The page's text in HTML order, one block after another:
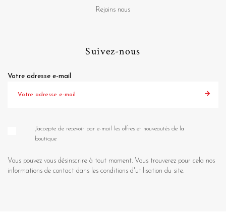
Rejoins nous
Suivez-nous
Votre adresse e-mail
J'accepte de recevoir par e-mail les offres et nouveautés de la
boutique
Vous pouvez vous désinscrire à tout moment. Vous trouverez pour cela nos
informations de contact dans les conditions d'utilisation du site.